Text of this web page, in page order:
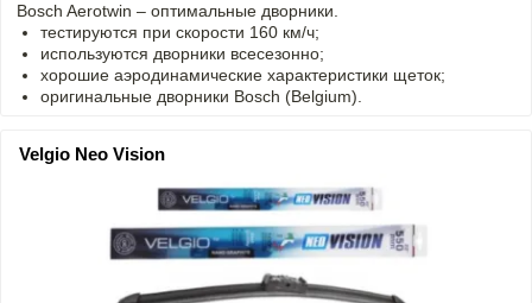
Bosch Aerotwin – оптимальные дворники.
тестируются при скорости 160 км/ч;
используются дворники всесезонно;
хорошие аэродинамические характеристики щеток;
оригинальные дворники Bosch (Belgium).
Velgio Neo Vision